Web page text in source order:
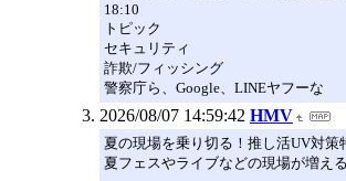
18:10
トピック
セキュリティ
詐欺/フィッシング
警察庁ら、Google、LINEヤフーな
2026/08/07 14:59:42 HMV
夏の現場を乗り切る！推し活UV対策
夏フェスやライブなどの現場が増え